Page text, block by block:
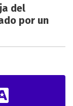
del
por un